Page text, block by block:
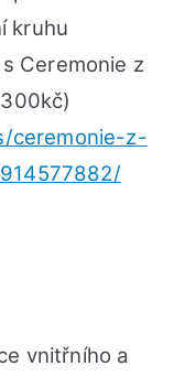
kruhu
Ceremonie z
ceremonie-z-
vnitřního a